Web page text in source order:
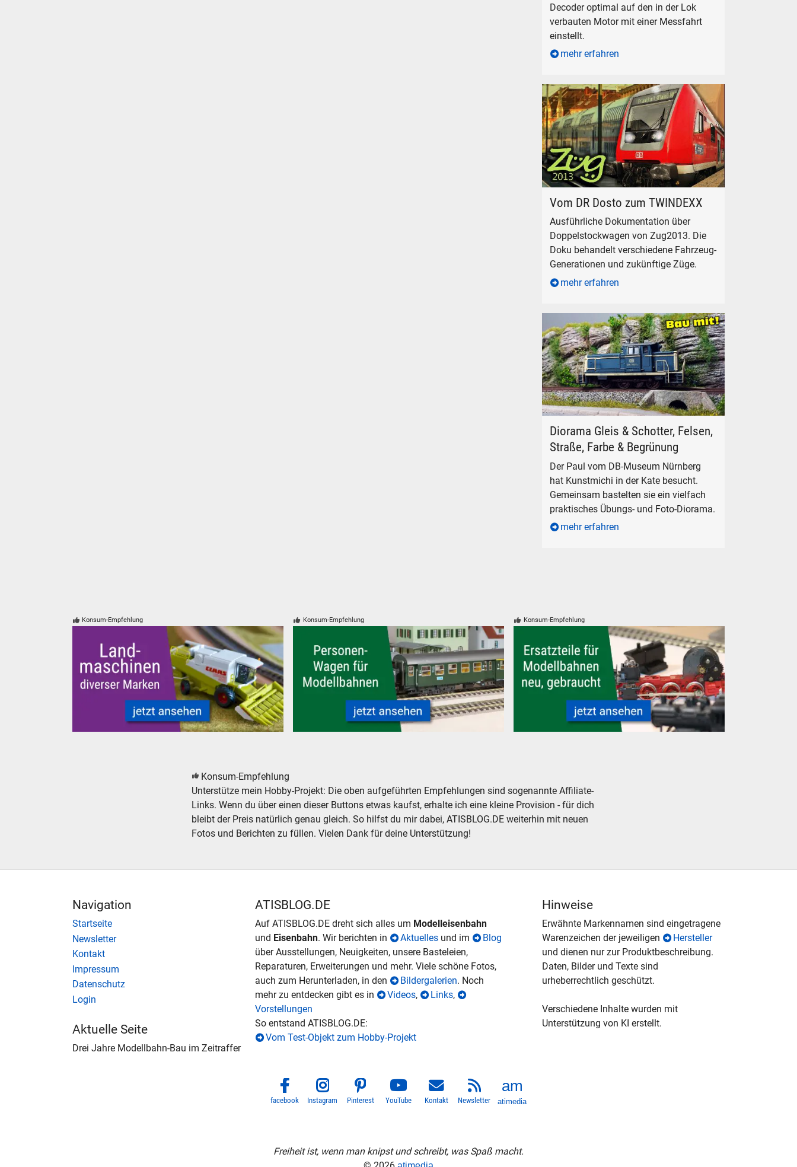
Decoder optimal auf den in der Lok
verbauten Motor mit einer Messfahrt
einstellt.
mehr erfahren
Vom DR Dosto zum TWINDEXX
Ausführliche Dokumentation über
Doppelstockwagen von Zug2013. Die
Doku behandelt verschiedene Fahrzeug-
Generationen und zukünftige Züge.
mehr erfahren
Diorama Gleis & Schotter, Felsen,
Straße, Farbe & Begrünung
Der Paul vom DB-Museum Nürnberg
hat Kunstmichi in der Kate besucht.
Gemeinsam bastelten sie ein vielfach
praktisches Übungs- und Foto-Diorama.
mehr erfahren
Konsum-Empfehlung Konsum-Empfehlung Konsum-Empfehlung
Konsum-Empfehlung
Unterstütze mein Hobby-Projekt: Die oben aufgeführten Empfehlungen sind sogenannte Affiliate-
Links. Wenn du über einen dieser Buttons etwas kaufst, erhalte ich eine kleine Provision - für dich
bleibt der Preis natürlich genau gleich. So hilfst du mir dabei, ATISBLOG.DE weiterhin mit neuen
Fotos und Berichten zu füllen. Vielen Dank für deine Unterstützung!
Navigation
Startseite
Newsletter
Kontakt
Impressum
Datenschutz
Login
Aktuelle Seite
Drei Jahre Modellbahn-Bau im Zeitraffer
ATISBLOG.DE
Auf ATISBLOG.DE dreht sich alles um Modelleisenbahn
und Eisenbahn. Wir berichten in Aktuelles und im
Blog
über Ausstellungen, Neuigkeiten, unsere Basteleien,
Reparaturen, Erweiterungen und mehr. Viele schöne Fotos,
auch zum Herunterladen, in den
Bildergalerien. Noch
mehr zu entdecken gibt es in
Videos, Links,
Vorstellungen
So entstand ATISBLOG.DE:
Vom Test-Objekt zum Hobby-Projekt
Hinweise
Erwähnte Markennamen sind eingetragene
Warenzeichen der jeweiligen
Hersteller
und dienen nur zur Produktbeschreibung.
Daten, Bilder und Texte sind
urheberrechtlich geschützt.
Verschiedene Inhalte wurden mit
Unterstützung von KI erstellt.
facebook Instagram Pinterest YouTube Kontakt Newsletter atimedia
Freiheit ist, wenn man knipst und schreibt, was Spaß macht.